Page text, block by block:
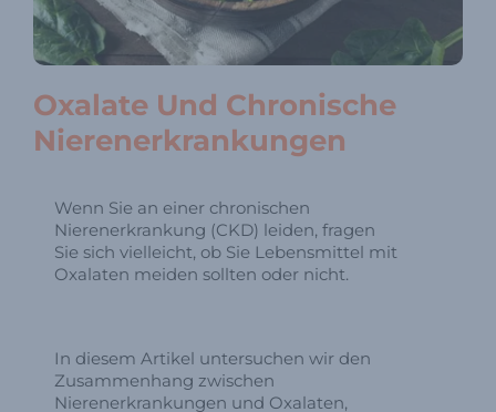
Oxalate Und Chronische
Nierenerkrankungen
Wenn Sie an einer chronischen
Nierenerkrankung (CKD) leiden, fragen
Sie sich vielleicht, ob Sie Lebensmittel mit
Oxalaten meiden sollten oder nicht.
In diesem Artikel untersuchen wir den
Zusammenhang zwischen
Nierenerkrankungen und Oxalaten,